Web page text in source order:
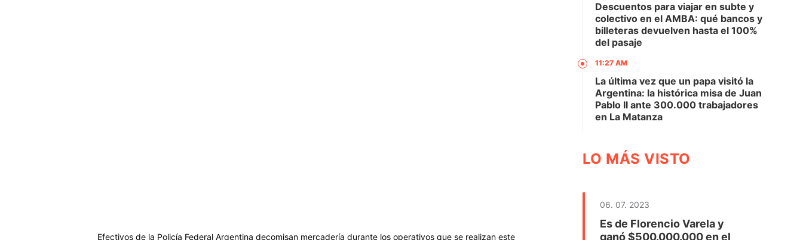
Efectivos de la Policía Federal Argentina decomisan mercadería durante los operativos que se realizan este
Descuentos para viajar en subte y
colectivo en el AMBA: qué bancos y
billeteras devuelven hasta el 100%
del pasaje
11:27 AM
La última vez que un papa visitó la
Argentina: la histórica misa de Juan
Pablo II ante 300.000 trabajadores
en La Matanza
LO MÁS VISTO
06. 07. 2023
Es de Florencio Varela y
ganó $500.000.000 en el